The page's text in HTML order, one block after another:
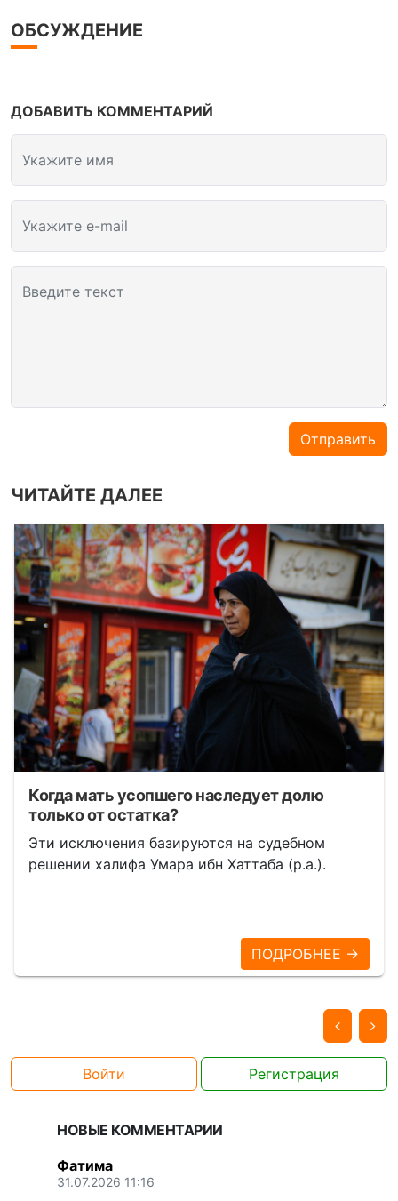
ОБСУЖДЕНИЕ
ДОБАВИТЬ КОММЕНТАРИЙ
Укажите имя
Укажите e-mail
Введите текст
Отправить
ЧИТАЙТЕ ДАЛЕЕ
Когда мать усопшего наследует долю
только от остатка?
Эти исключения базируются на судебном
решении халифа Умара ибн Хаттаба (р.а.).
ПОДРОБНЕЕ →
Войти Регистрация
НОВЫЕ КОММЕНТАРИИ
Фатима
31.07.2026 11:16